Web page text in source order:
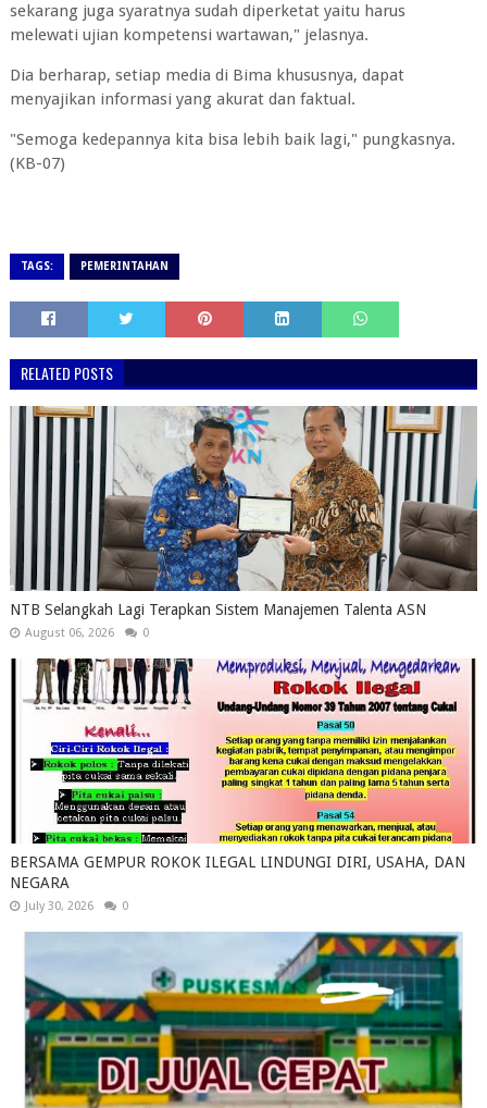
sekarang juga syaratnya sudah diperketat yaitu harus
melewati ujian kompetensi wartawan," jelasnya.
Dia berharap, setiap media di Bima khususnya, dapat
menyajikan informasi yang akurat dan faktual.
"Semoga kedepannya kita bisa lebih baik lagi," pungkasnya.
(KB-07)
TAGS: PEMERINTAHAN
RELATED POSTS
NTB Selangkah Lagi Terapkan Sistem Manajemen Talenta ASN
August 06, 2026 0
BERSAMA GEMPUR ROKOK ILEGAL LINDUNGI DIRI, USAHA, DAN
NEGARA
July 30, 2026 0